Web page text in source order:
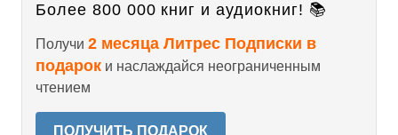
Более 800 000 книг и аудиокниг! 📚
Получи 2 месяца Литрес Подписки в
подарок и наслаждайся неограниченным
чтением
ПОЛУЧИТЬ ПОДАРОК